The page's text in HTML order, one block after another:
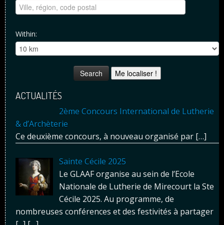
Within:
Me localiser !
ACTUALITÉS
2ème Concours International de Lutherie
& d’Archèterie
Ce deuxième concours, à nouveau organisé par […]
Sainte Cécile 2025
Le GLAAF organise au sein de l’Ecole
Nationale de Lutherie de Mirecourt la Ste
Cécile 2025. Au programme, de
nombreuses conférences et des festivités à partager